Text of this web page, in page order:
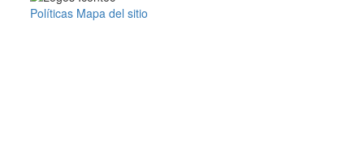
Políticas Mapa del sitio